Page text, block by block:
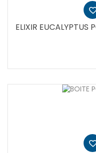
ELIXIR EUCALYPTUS